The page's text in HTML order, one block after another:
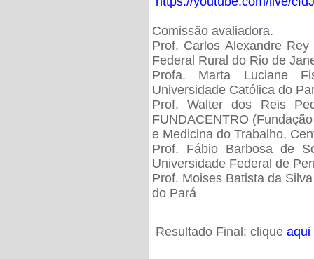
Comissão avaliadora.
Prof. Carlos Alexandre
Federal Rural do Rio de
Profa. Marta Luciane
Universidade Católica do
Prof. Walter dos Reis
FUNDACENTRO
e Medicina do Trabalho,
Prof. Fábio Barbosa de
Universidade Federal de
Prof. Moises Batista da
do Pará
Resultado Final: clique aqui